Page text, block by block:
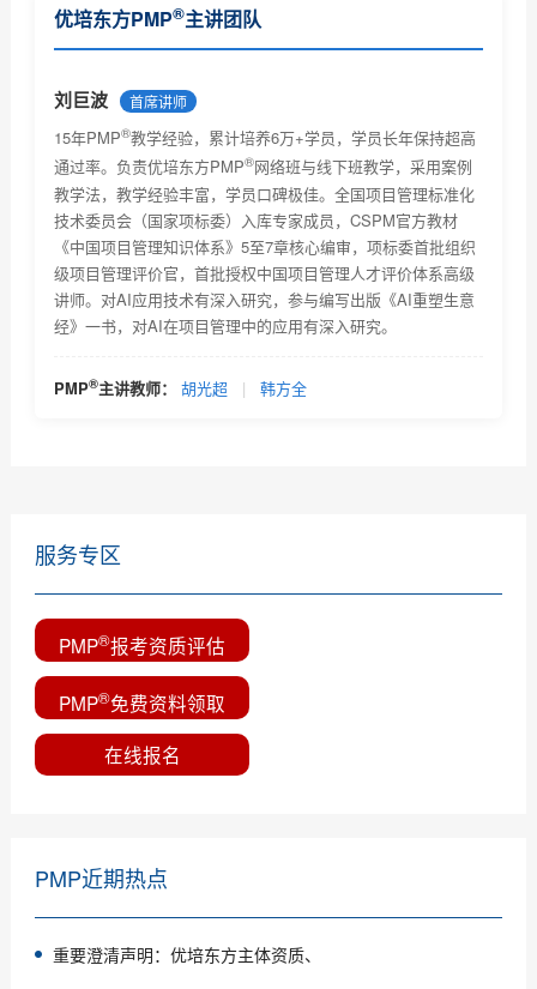
PMP认证基本常识了解
PMP®
报考条件及相关要求
PMP考试技巧及注意事项
PMP
考试未通过怎么办？
为什么PMP网络教育受欢迎
PMP网络教育的优势有哪些
选择PMP网络教育该留意哪些信息？
PMP培训项目危机处理，你是如何做的？
优培东方PMP®主讲团队
刘巨波 首席讲师
15年PMP®教学经验，累计培养6万+学员，学员长年保持超高
通过率。负责优培东方PMP®网络班与线下班教学，采用案例
教学法，教学经验丰富，学员口碑极佳。全国项目管理标准化
技术委员会（国家项标委）入库专家成员，CSPM官方教材
《中国项目管理知识体系》5至7章核心编审，项标委首批组织
级项目管理评价官，首批授权中国项目管理人才评价体系高级
讲师。对AI应用技术有深入研究，参与编写出版《AI重塑生意
经》一书，对AI在项目管理中的应用有深入研究。
PMP®主讲教师： 胡光超 | 韩方全
服务专区
PMP®报考资质评估
PMP®免费资料领取
在线报名
PMP近期热点
重要澄清声明：优培东方主体资质、